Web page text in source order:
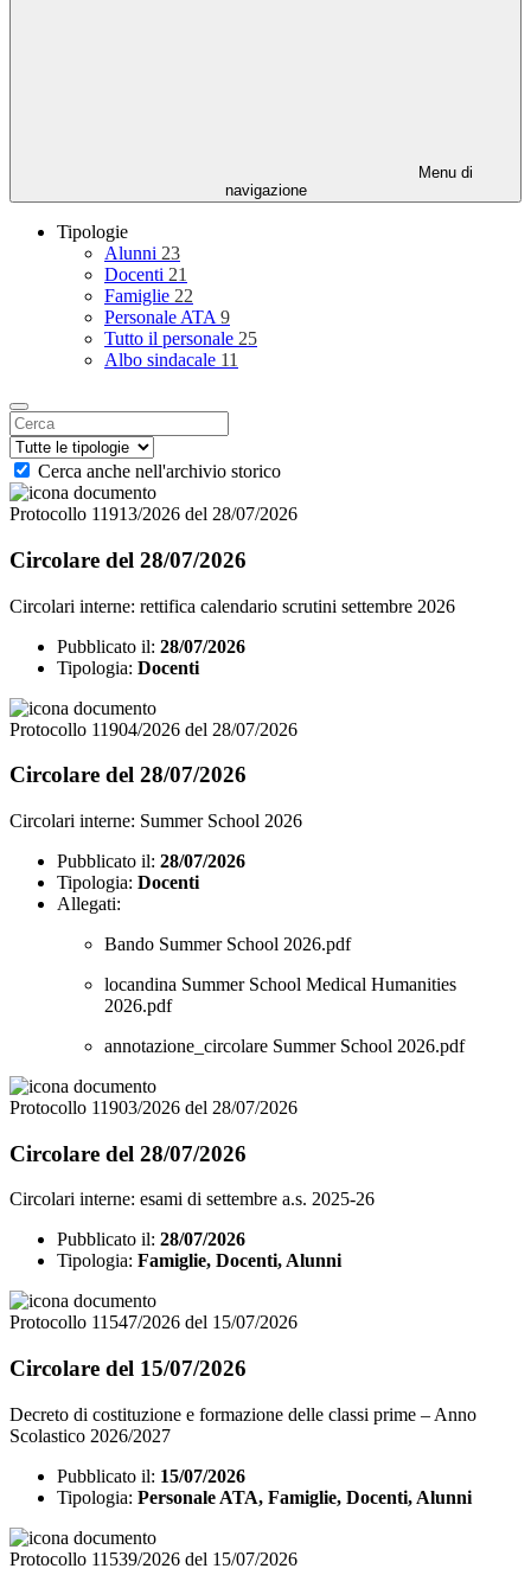
Menu di
navigazione
Tipologie
Alunni 23
Docenti 21
Famiglie 22
Personale ATA 9
Tutto il personale 25
Albo sindacale 11
Cerca anche nell'archivio storico
Protocollo 11913/2026 del 28/07/2026
Circolare del 28/07/2026
Circolari interne: rettifica calendario scrutini settembre 2026
Pubblicato il: 28/07/2026
Tipologia: Docenti
Protocollo 11904/2026 del 28/07/2026
Circolare del 28/07/2026
Circolari interne: Summer School 2026
Pubblicato il: 28/07/2026
Tipologia: Docenti
Allegati:
Bando Summer School 2026.pdf
locandina Summer School Medical Humanities
2026.pdf
annotazione_circolare Summer School 2026.pdf
Protocollo 11903/2026 del 28/07/2026
Circolare del 28/07/2026
Circolari interne: esami di settembre a.s. 2025-26
Pubblicato il: 28/07/2026
Tipologia: Famiglie, Docenti, Alunni
Protocollo 11547/2026 del 15/07/2026
Circolare del 15/07/2026
Decreto di costituzione e formazione delle classi prime – Anno
Scolastico 2026/2027
Pubblicato il: 15/07/2026
Tipologia: Personale ATA, Famiglie, Docenti, Alunni
Protocollo 11539/2026 del 15/07/2026